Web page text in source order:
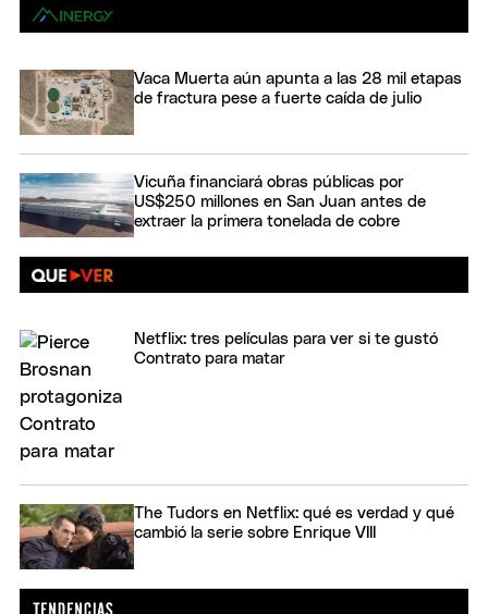
Vaca Muerta aún apunta a las 28 mil etapas
de fractura pese a fuerte caída de julio
Vicuña financiará obras públicas por
US$250 millones en San Juan antes de
extraer la primera tonelada de cobre
Netflix: tres películas para ver si te gustó
Contrato para matar
The Tudors en Netflix: qué es verdad y qué
cambió la serie sobre Enrique VIII